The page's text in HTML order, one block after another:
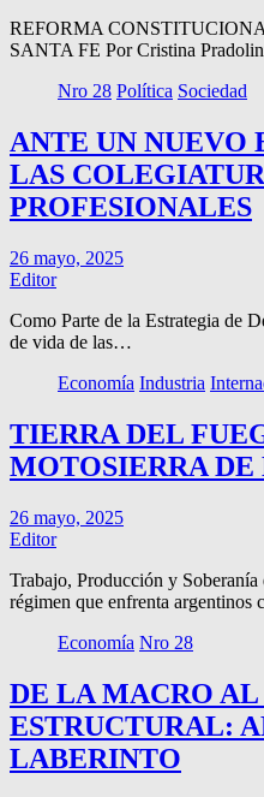
REFORMA
SANTA FE Por Cristina
Nro 28 Política Sociedad
ANTE UN NUEVO
LAS
PROFESIONALES
26 mayo, 2025
Editor
Como Parte de la Estrategia de
de vida de las…
Economía Industria
TIERRA DEL
MOTOSIERRA
26 mayo, 2025
Editor
Trabajo, Producción y
régimen que enfrenta
Economía Nro 28
DE LA MACRO
ESTRUCTURAL:
LABERINTO